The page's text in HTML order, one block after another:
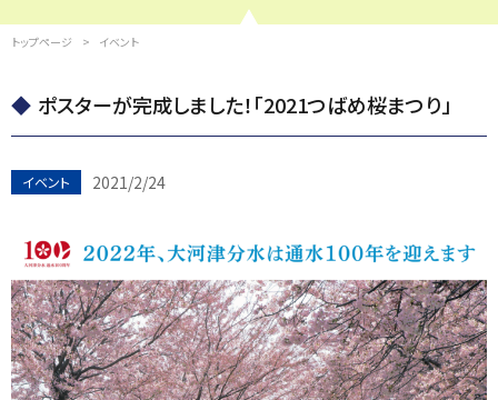
トップページ イベント
ポスターが完成しました！「2021つばめ桜まつり」
イベント 2021/2/24